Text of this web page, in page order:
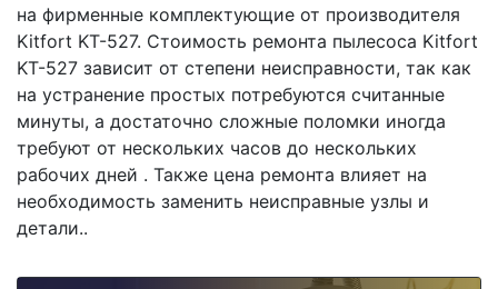
на фирменные комплектующие от производителя
Kitfort KT-527. Стоимость ремонта пылесоса Kitfort
KT-527 зависит от степени неисправности, так как
на устранение простых потребуются считанные
минуты, а достаточно сложные поломки иногда
требуют от нескольких часов до нескольких
рабочих дней . Также цена ремонта влияет на
необходимость заменить неисправные узлы и
детали..